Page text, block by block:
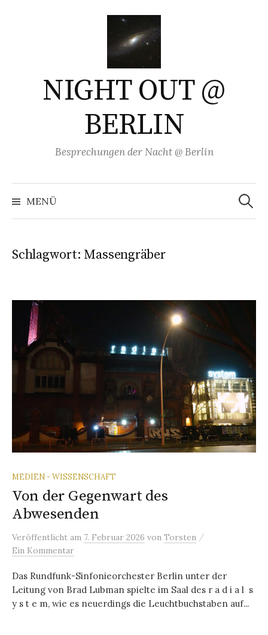
NIGHT OUT @
BERLIN
Besprechungen der Nacht @ Berlin
MENÜ
Suchen
nach:
Schlagwort: Massengräber
MEDIEN - WISSENSCHAFT
Von der Gegenwart des
Abwesenden
Veröffentlicht am 7. Februar 2026 von Torsten /
Ein Kommentar
Das Rundfunk-Sinfonieorchester Berlin unter der
Leitung von Brad Lubman spielte im Saal des r a d i a l s
y s t e m, wie es neuerdings die Leuchtbuchstaben auf...